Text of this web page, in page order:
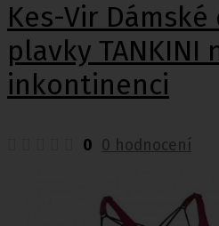
Kes-Vir
plavky TANKINI
inkontinenci
0 0 hodnocení